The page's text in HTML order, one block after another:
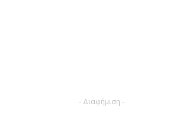
- Διαφήμιση -